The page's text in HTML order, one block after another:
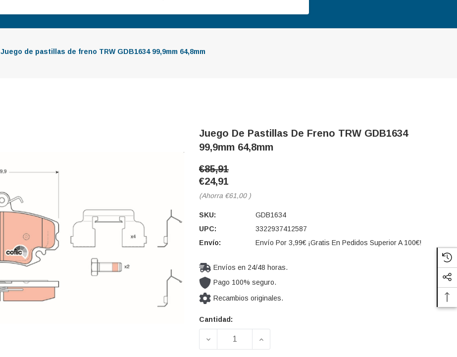
Juego de pastillas de freno TRW GDB1634 99,9mm 64,8mm
Juego De Pastillas De Freno TRW GDB1634
99,9mm 64,8mm
€85,91
€24,91
(Ahorra €61,00 )
SKU:
GDB1634
UPC:
3322937412587
Envío:
Envío Por 3,99€ ¡Gratis En Pedidos Superior A 100€!
Envíos en 24/48 horas.
Pago 100% seguro.
Recambios originales.
Cantidad
Cantidad:
DISMINUIR LA CANTIDAD DE JUEGO DE PASTILLAS DE FRENO
AUMENTAR LA CANTIDAD DE JUEGO DE